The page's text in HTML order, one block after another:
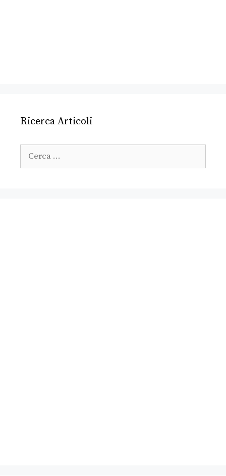
Ricerca Articoli